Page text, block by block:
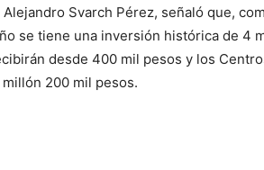
Svarch Pérez, señaló que,
se tiene una inversión histórica de 4
desde 400 mil pesos y los
200 mil pesos.